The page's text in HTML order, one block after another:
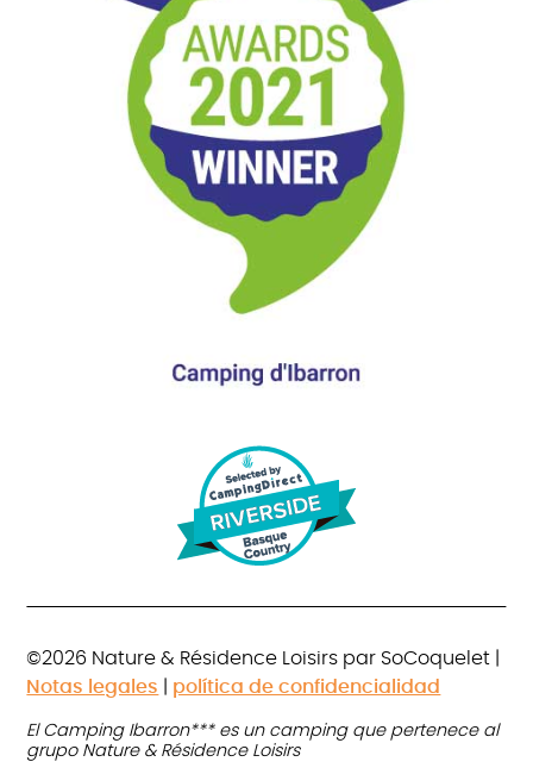
©2026 Nature & Résidence Loisirs par SoCoquelet |
Notas legales
política de confidencialidad
El Camping Ibarron*** es un camping que pertenece al
grupo Nature & Résidence Loisirs